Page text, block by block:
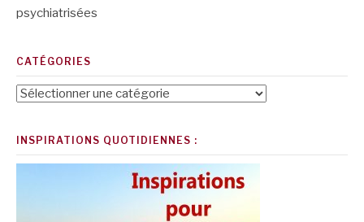
psychiatrisées
CATÉGORIES
Catégories
INSPIRATIONS QUOTIDIENNES :